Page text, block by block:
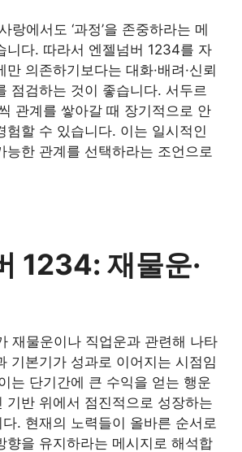
랑에서도 ‘과정’을 존중하라는 메
니다. 따라서 엔젤넘버 1234를 자
의존하기보다는 대화·배려·신뢰
점검하는 것이 좋습니다. 서두르
관계를 쌓아갈 때 장기적으로 안
험할 수 있습니다. 이는 일시적인
능한 관계를 선택하라는 조언으로
1234: 재물운·
재물운이나 직업운과 관련해 나타
기본기가 성과로 이어지는 시점임
는 단기간에 큰 수익을 얻는 행운
기반 위에서 점진적으로 성장하는
. 현재의 노력들이 올바른 순서로
향을 유지하라는 메시지로 해석합